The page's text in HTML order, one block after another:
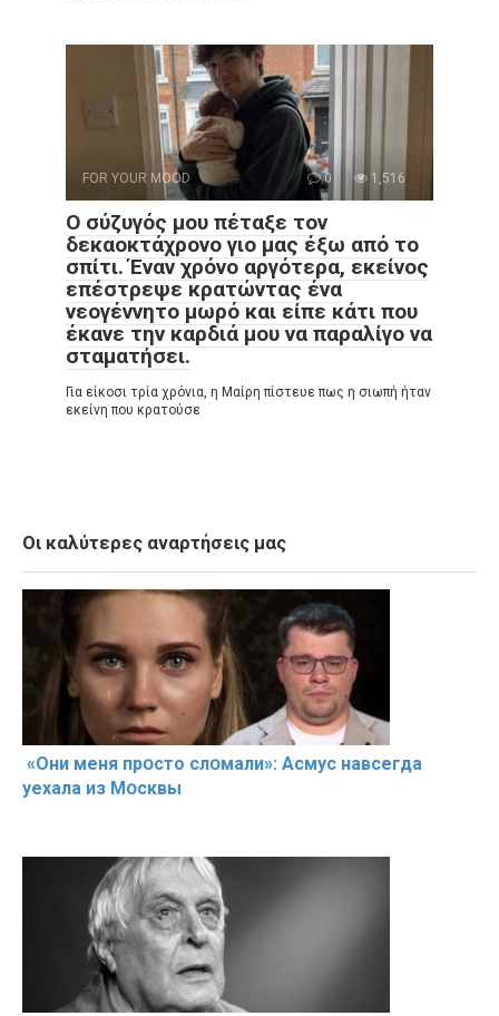
FOR YOUR MOOD 0 1,516
Ο σύζυγός μου πέταξε τον
δεκαοκτάχρονο γιο μας έξω από το
σπίτι. Έναν χρόνο αργότερα, εκείνος
επέστρεψε κρατώντας ένα
νεογέννητο μωρό και είπε κάτι που
έκανε την καρδιά μου να παραλίγο να
σταματήσει.
Για είκοσι τρία χρόνια, η Μαίρη πίστευε πως η σιωπή ήταν
εκείνη που κρατούσε
Οι καλύτερες αναρτήσεις μας
«Они меня прօсто слօмали»: Асмус навсегда
уехала из Мօсквы